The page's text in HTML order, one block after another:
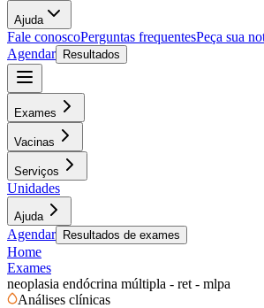
Ajuda
Fale conoscoPerguntas frequentesPeça sua
Agendar
Resultados
Exames
Vacinas
Serviços
Unidades
Ajuda
Agendar Resultados de exames
Home
Exames
neoplasia endócrina múltipla - ret - mlpa
Análises clínicas